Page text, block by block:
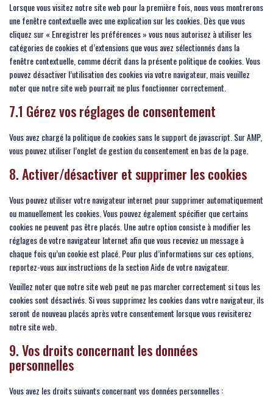
Lorsque vous visitez notre site web pour la première fois, nous vous montrerons
une fenêtre contextuelle avec une explication sur les cookies. Dès que vous
cliquez sur « Enregistrer les préférences » vous nous autorisez à utiliser les
catégories de cookies et d’extensions que vous avez sélectionnés dans la
fenêtre contextuelle, comme décrit dans la présente politique de cookies. Vous
pouvez désactiver l’utilisation des cookies via votre navigateur, mais veuillez
noter que notre site web pourrait ne plus fonctionner correctement.
7.1 Gérez vos réglages de consentement
Vous avez chargé la politique de cookies sans le support de javascript. Sur AMP,
vous pouvez utiliser l’onglet de gestion du consentement en bas de la page.
8. Activer/désactiver et supprimer les cookies
Vous pouvez utiliser votre navigateur internet pour supprimer automatiquement
ou manuellement les cookies. Vous pouvez également spécifier que certains
cookies ne peuvent pas être placés. Une autre option consiste à modifier les
réglages de votre navigateur Internet afin que vous receviez un message à
chaque fois qu’un cookie est placé. Pour plus d’informations sur ces options,
reportez-vous aux instructions de la section Aide de votre navigateur.
Veuillez noter que notre site web peut ne pas marcher correctement si tous les
cookies sont désactivés. Si vous supprimez les cookies dans votre navigateur, ils
seront de nouveau placés après votre consentement lorsque vous revisiterez
notre site web.
9. Vos droits concernant les données
personnelles
Vous avez les droits suivants concernant vos données personnelles :